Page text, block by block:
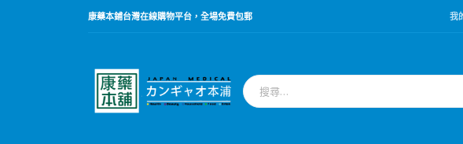
康藥本鋪台灣在線購物平台，全場免費包郵 我